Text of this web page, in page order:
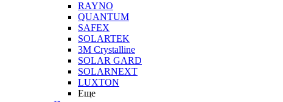
RAYNO
QUANTUM
SAFEX
SOLARTEK
3M Crystalline
SOLAR GARD
SOLARNEXT
LUXTON
Еще